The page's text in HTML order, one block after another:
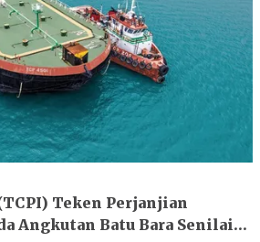
Teken Perjanjian
Angkutan Batu Bara Senilai